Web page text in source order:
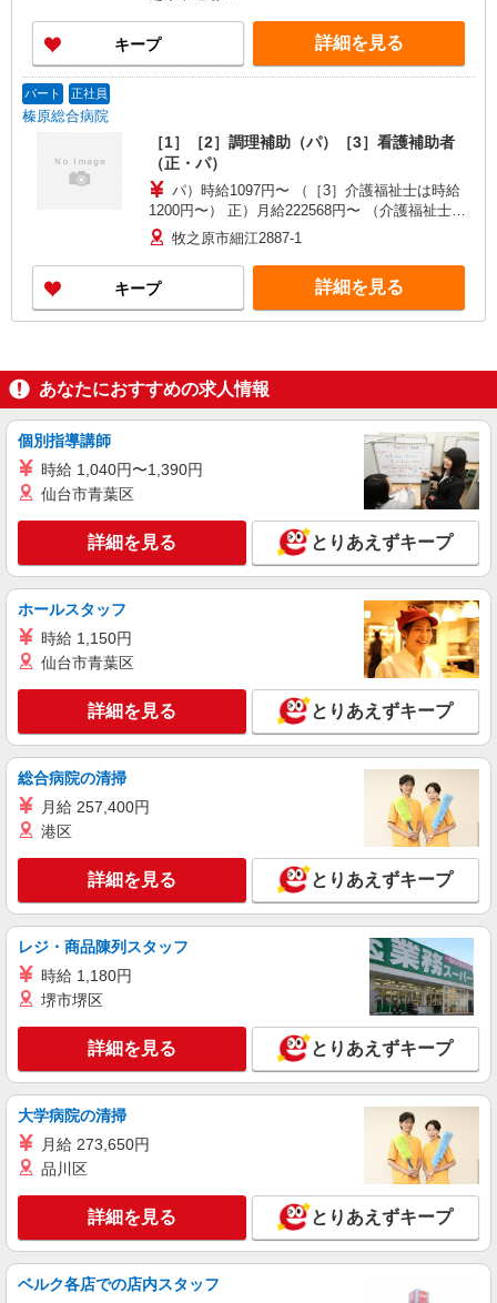
キープ 詳細を見る
パート 正社員
榛原総合病院
［1］［2］調理補助（パ）［3］看護補助者
（正・パ）
パ）時給1097円〜 （［3］介護福祉士は時給
1200円〜） 正）月給222568円〜 （介護福祉士は
月給245030円〜）
牧之原市細江2887-1
キープ 詳細を見る
あなたにおすすめの求人情報
個別指導講師
時給 1,040円〜1,390円
仙台市青葉区
詳細を見る とりあえずキープ
ホールスタッフ
時給 1,150円
仙台市青葉区
詳細を見る とりあえずキープ
総合病院の清掃
月給 257,400円
港区
詳細を見る とりあえずキープ
レジ・商品陳列スタッフ
時給 1,180円
堺市堺区
詳細を見る とりあえずキープ
大学病院の清掃
月給 273,650円
品川区
詳細を見る とりあえずキープ
ベルク各店での店内スタッフ